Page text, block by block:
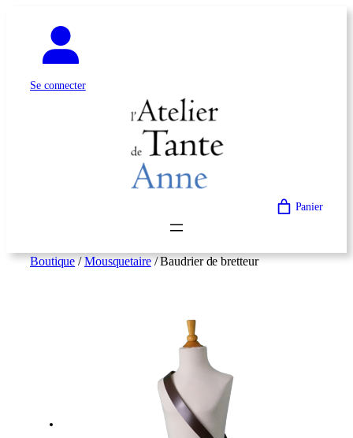
Se connecter
Panier
Boutique/Mousquetaire/ Baudrier de bretteur